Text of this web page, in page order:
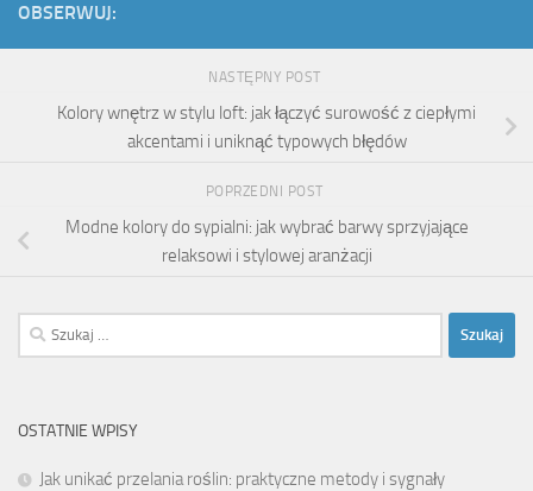
OBSERWUJ:
NASTĘPNY POST
Kolory wnętrz w stylu loft: jak łączyć surowość z ciepłymi
akcentami i uniknąć typowych błędów
POPRZEDNI POST
Modne kolory do sypialni: jak wybrać barwy sprzyjające
relaksowi i stylowej aranżacji
Szukaj:
OSTATNIE WPISY
Jak unikać przelania roślin: praktyczne metody i sygnały